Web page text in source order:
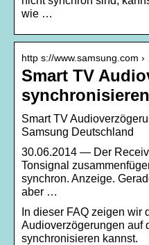
wie …
http s://www.samsung.com
Smart TV
Smart TV
Samsung Deutschland
30.06.2014 — Der
Tonsignal
synchron. Anzeige.
aber …
In dieser FAQ zeigen wir
Audioverzögerungen auf
synchronisieren kannst.